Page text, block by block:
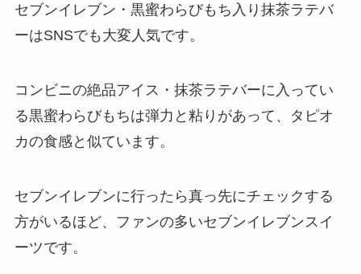
セブンイレブン・黒蜜わらびもち入り抹茶ラテバ
ーはSNSでも大変人気です。
コンビニの絶品アイス・抹茶ラテバーに入ってい
る黒蜜わらびもちは弾力と粘りがあって、タピオ
カの食感と似ています。
セブンイレブンに行ったら真っ先にチェックする
方がいるほど、ファンの多いセブンイレブンスイ
ーツです。